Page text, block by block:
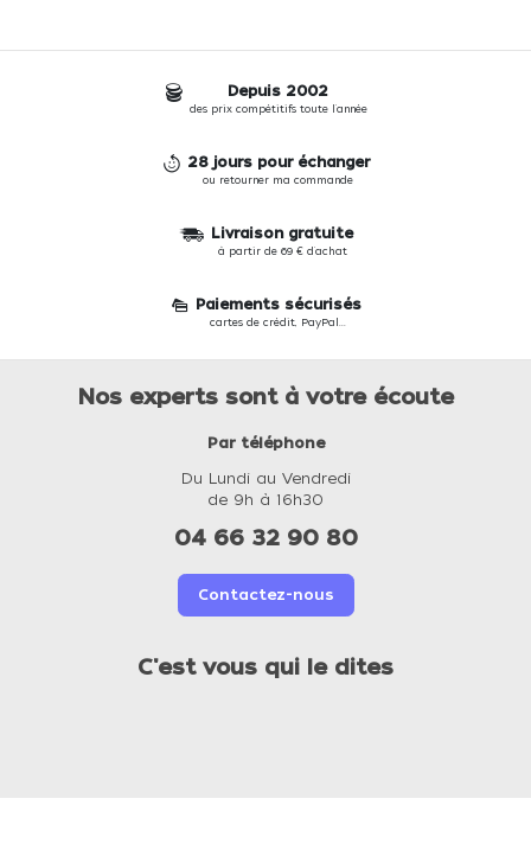
Depuis 2002
des prix compétitifs toute l'année
28 jours pour échanger
ou retourner ma commande
Livraison gratuite
à partir de 69 € d'achat
Paiements sécurisés
cartes de crédit, PayPal...
Nos experts sont à votre écoute
Par téléphone
Du Lundi au Vendredi
de 9h à 16h30
04 66 32 90 80
Contactez-nous
C'est vous qui le dites